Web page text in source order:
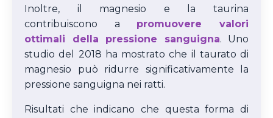
Inoltre, il magnesio e la taurina
contribuiscono a promuovere valori
ottimali della pressione sanguigna. Uno
studio del 2018 ha mostrato che il taurato di
magnesio può ridurre significativamente la
pressione sanguigna nei ratti.
Risultati che indicano che questa forma di